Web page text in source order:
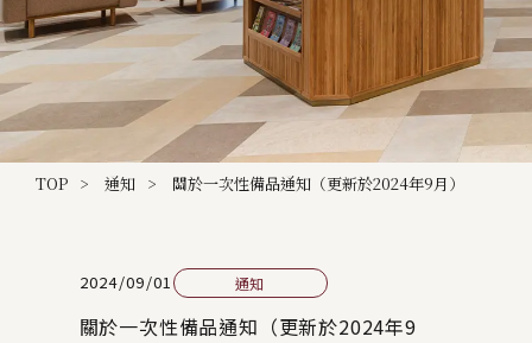
TOP 通知 關於一次性備品通知（更新於2024年9月）
2024/09/01 通知
關於一次性備品通知（更新於2024年9